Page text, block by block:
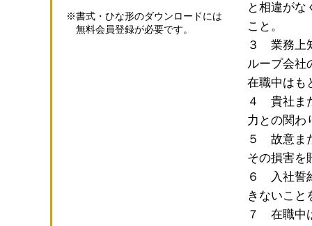
※書式・ひな形のダウンロードには
無料会員登録が必要です。
と相違がな
こと。
３ 業務上
ループ会社
在職中はも
４ 貴社ま
力との関わ
５ 故意ま
その損害を
６ 入社誓
きないこと
７ 在職中